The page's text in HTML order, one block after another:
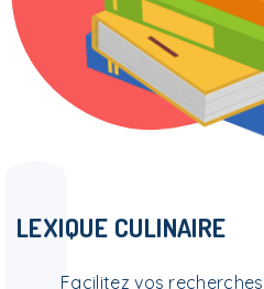
LEXIQUE CULINAIRE
Facilitez vos